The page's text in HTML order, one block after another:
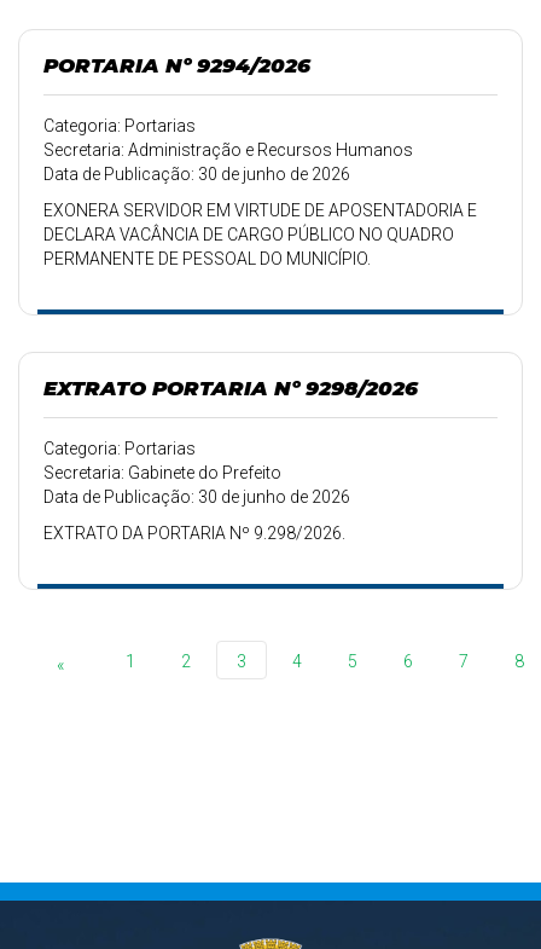
PORTARIA Nº 9294/2026
Categoria: Portarias
Secretaria: Administração e Recursos Humanos
Data de Publicação: 30 de junho de 2026
EXONERA SERVIDOR EM VIRTUDE DE APOSENTADORIA E
DECLARA VACÂNCIA DE CARGO PÚBLICO NO QUADRO
PERMANENTE DE PESSOAL DO MUNICÍPIO.
EXTRATO PORTARIA Nº 9298/2026
Categoria: Portarias
Secretaria: Gabinete do Prefeito
Data de Publicação: 30 de junho de 2026
EXTRATO DA PORTARIA Nº 9.298/2026.
« 1 2 3 4 5 6 7 8